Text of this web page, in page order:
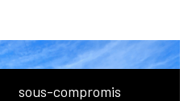
sous-compromis